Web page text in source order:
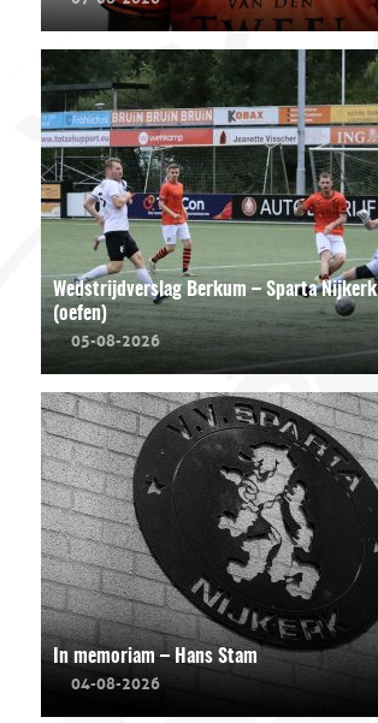
Wedstrijdverslag Berkum – Sparta Nijkerk
(oefen)
05-08-2026
In memoriam – Hans Stam
04-08-2026